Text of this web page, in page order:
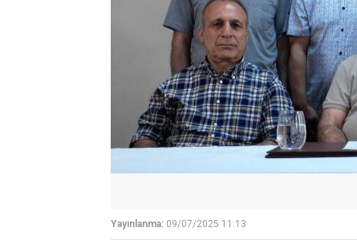
Yayınlanma: 09/07/2025 11:13